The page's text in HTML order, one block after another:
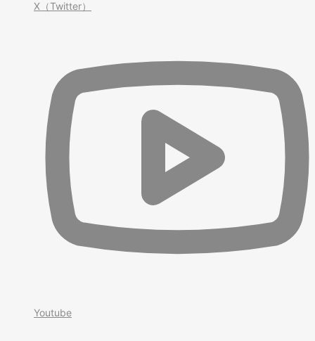
X（Twitter）
Youtube